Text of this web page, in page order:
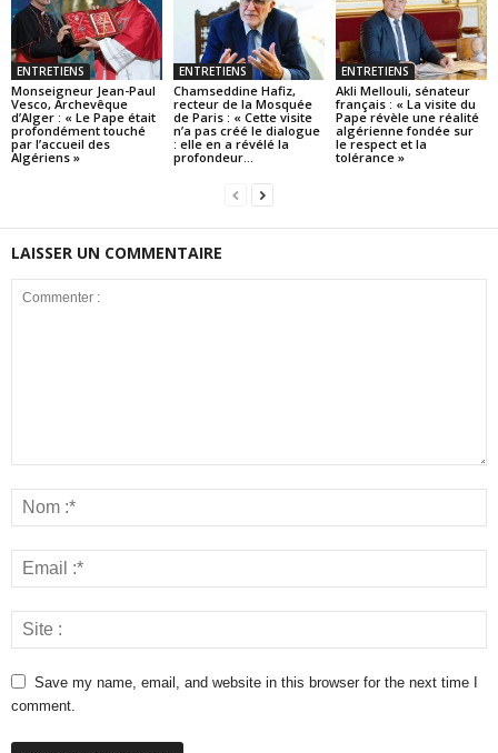
ENTRETIENS
Monseigneur Jean-Paul
Vesco, Archevêque
d’Alger : « Le Pape était
profondément touché
par l’accueil des
Algériens »
ENTRETIENS
Chamseddine Hafiz,
recteur de la Mosquée
de Paris : « Cette visite
n’a pas créé le dialogue
: elle en a révélé la
profondeur...
ENTRETIENS
Akli Mellouli, sénateur
français : « La visite du
Pape révèle une réalité
algérienne fondée sur
le respect et la
tolérance »
LAISSER UN COMMENTAIRE
Save my name, email, and website in this browser for the next time I
comment.